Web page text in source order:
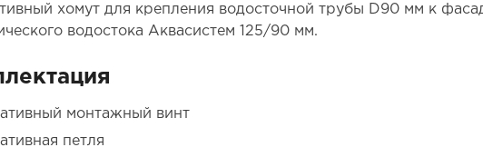
хомут для крепления водосточной трубы D90 мм к
водостока Аквасистем 125/90 мм.
монтажный винт
петля